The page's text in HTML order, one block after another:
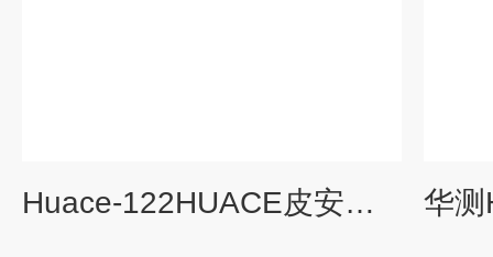
Huace-122HUACE皮安电流表测试仪器